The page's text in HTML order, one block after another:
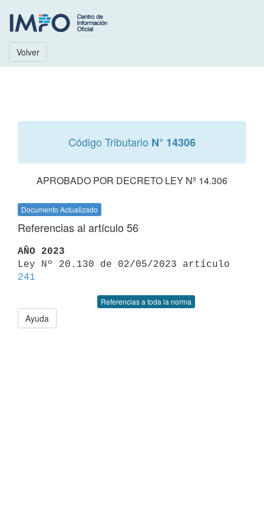
Volver
Código Tributario N° 14306
APROBADO POR DECRETO LEY Nº 14.306
Documento Actualizado
Referencias al artículo 56
AÑO 2023
241
Referencias a toda la norma
Ayuda